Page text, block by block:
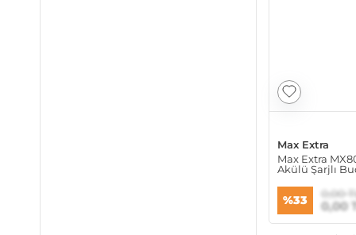
Max Extra
Max Extra
Akülü Şarjlı
%33 0,00
0,00